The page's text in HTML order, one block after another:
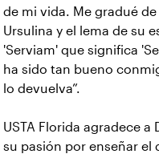
de mi vida. Me gradué
Ursulina y el lema de su
'Serviam' que significa
ha sido tan bueno
lo devuelva”.
USTA Florida agradece a
su pasión por enseñar el